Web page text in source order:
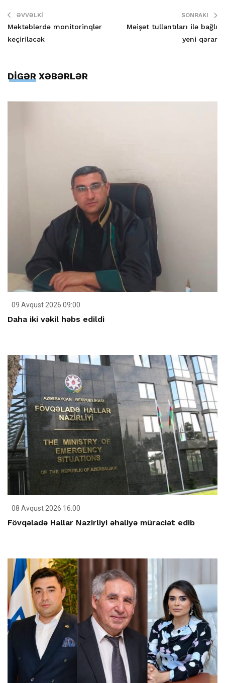
ƏVVƏLKI
Məktəblərdə monitorinqlər
keçiriləcək
SONRAKI
Məişət tullantıları ilə bağlı
yeni qərar
DİGƏR XƏBƏRLƏR
09 Avqust 2026 09:00
Daha iki vəkil həbs edildi
08 Avqust 2026 16:00
Fövqəladə Hallar Nazirliyi əhaliyə müraciət edib